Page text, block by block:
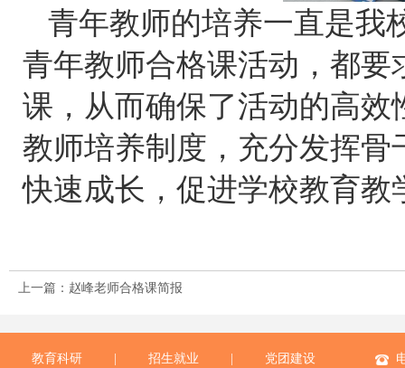
青年教师的培养一直是我
青年教师合格课活动，都
课，从而确保了活动的高
教师培养制度，充分发挥
快速成长，促进学校教育教
上一篇：赵峰老师合格课简报
教育科研 招生就业 党团建设